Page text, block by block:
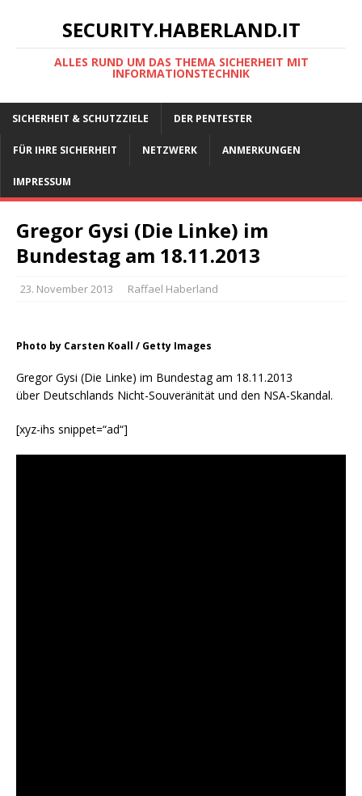
SECURITY.HABERLAND.IT
ALLES RUND UM DAS THEMA SICHERHEIT MIT
INFORMATIONSTECHNIK
SICHERHEIT & SCHUTZZIELE DER PENTESTER
FÜR IHRE SICHERHEIT NETZWERK ANMERKUNGEN
IMPRESSUM
Gregor Gysi (Die Linke) im
Bundestag am 18.11.2013
23. November 2013 Raffael Haberland
Photo by Carsten Koall / Getty Images
Gregor Gysi (Die Linke) im Bundestag am 18.11.2013
über Deutschlands Nicht-Souveränität und den NSA-Skandal.
[xyz-ihs snippet=“ad“]